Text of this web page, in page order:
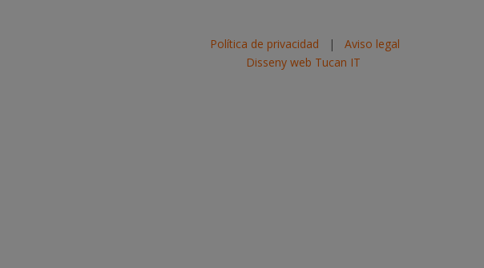
Política de privacidad | Aviso legal
Disseny web Tucan IT